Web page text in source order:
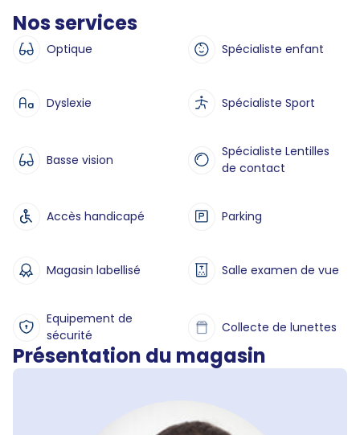
Nos services
Optique Spécialiste enfant
Dyslexie Spécialiste Sport
Basse vision
Spécialiste Lentilles
de contact
Accès handicapé Parking
Magasin labellisé Salle examen de vue
Equipement de
sécurité
Collecte de lunettes
Présentation du magasin